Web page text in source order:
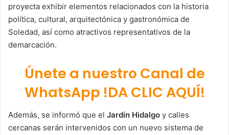
proyecta exhibir elementos relacionados con la historia
política, cultural, arquitectónica y gastronómica de
Soledad, así como atractivos representativos de la
demarcación.
Únete a nuestro Canal de
WhatsApp !DA CLIC AQUÍ!
Además, se informó que el Jardín Hidalgo y calles
cercanas serán intervenidos con un nuevo sistema de